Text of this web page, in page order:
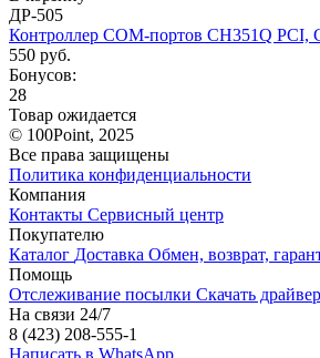
ДР-505
Контроллер COM-портов CH351Q PCI,
550 руб.
Бонусов:
28
Товар ожидается
© 100Point, 2025
Все права защищены
Политика конфиденциальности
Компания
Контакты Сервисный центр
Покупателю
Каталог Доставка Обмен, возврат,
Помощь
Отслеживание посылки Скачать
На связи 24/7
8 (423) 208-555-1
Написать в WhatsApp